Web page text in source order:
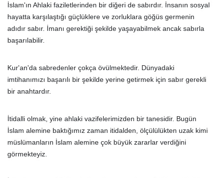
İslam'ın Ahlaki faziletlerinden bir diğeri de sabırdır. İnsanın sosyal
hayatta karşılaştığı güçlüklere ve zorluklara göğüs germenin
adıdır sabır. İmanı gerektiği şekilde yaşayabilmek ancak sabırla
başarılabilir.
Kur'an'da sabredenler çokça övülmektedir. Dünyadaki
imtihanımızı başarılı bir şekilde yerine getirmek için sabır gerekli
bir anahtardır.
İtidalli olmak, yine ahlaki vazifelerimizden bir tanesidir. Bugün
İslam alemine baktığımız zaman itidalden, ölçülülükten uzak kimi
müslümanların İslam alemine çok büyük zararlar verdiğini
görmekteyiz.